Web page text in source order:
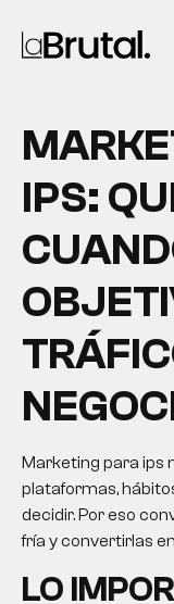
IPS:
Marketing para ips
plataformas,
decidir. Por eso
fría y convertirlas
LO